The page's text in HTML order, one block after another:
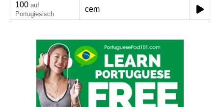
100 auf
Portugiesisch
cem